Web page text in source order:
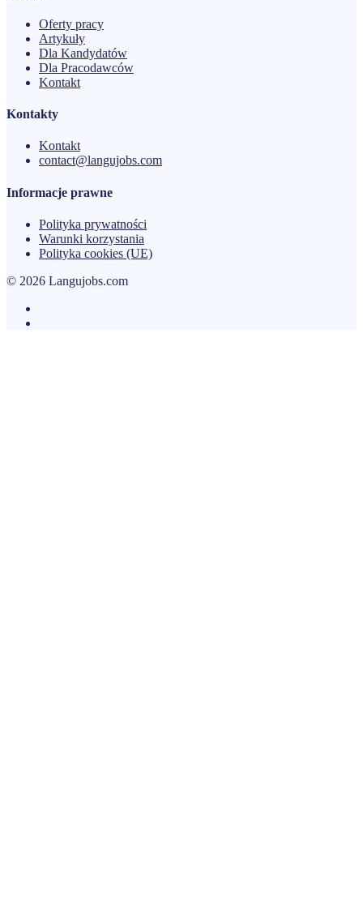
Oferty pracy
Artykuły
Dla Kandydatów
Dla Pracodawców
Kontakt
Kontakty
Kontakt
contact@langujobs.com
Informacje prawne
Polityka prywatności
Warunki korzystania
Polityka cookies (UE)
© 2026 Langujobs.com